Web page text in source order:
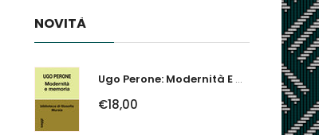
NOVITÀ
Ugo Perone: Modernità E Memoria
€18,00